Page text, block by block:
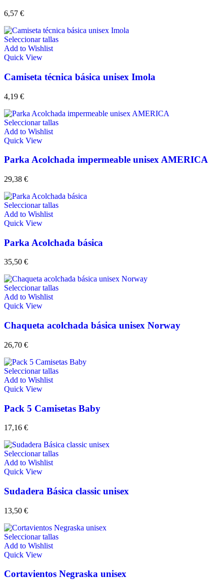
6,57 €
Seleccionar tallas
Add to Wishlist
Quick View
Camiseta técnica básica unisex Imola
4,19 €
Seleccionar tallas
Add to Wishlist
Quick View
Parka Acolchada impermeable unisex AMERICA
29,38 €
Seleccionar tallas
Add to Wishlist
Quick View
Parka Acolchada básica
35,50 €
Seleccionar tallas
Add to Wishlist
Quick View
Chaqueta acolchada básica unisex Norway
26,70 €
Seleccionar tallas
Add to Wishlist
Quick View
Pack 5 Camisetas Baby
17,16 €
Seleccionar tallas
Add to Wishlist
Quick View
Sudadera Básica classic unisex
13,50 €
Seleccionar tallas
Add to Wishlist
Quick View
Cortavientos Negraska unisex